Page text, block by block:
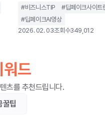
나 음성을 합성하고, 이를영상이
수 있는 웹 기반 서비스 제공하는
에는 전문 장비와 복잡한 프로그
같은 목적과 방식으로 운영되지는
는 마케팅, 교육, 콘텐츠 제작을
구로 활용되는 반면, 일부 사이트
#비즈니스TIP #딥페이크사이트
#딥페이크AI영상
2026. 02. 03조회수349,012
드
츠를 추천드립니다.
꿀팁